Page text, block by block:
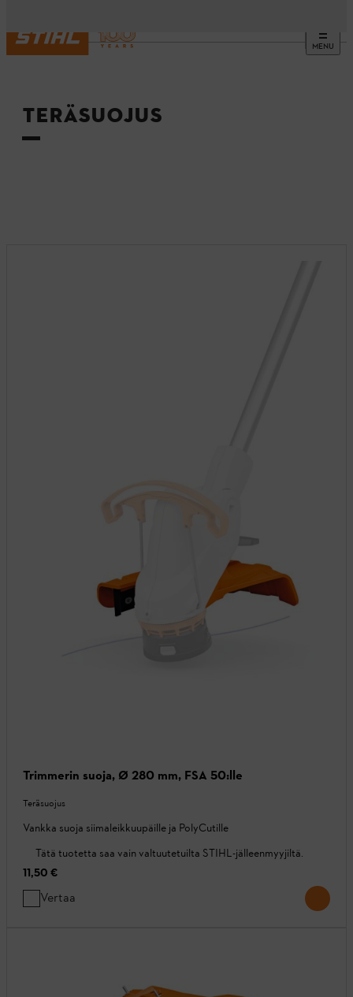
MENU
Etusivu
TERÄSUOJUS
Trimmerin suoja, Ø 280 mm, FSA 50:lle
Teräsuojus
Vankka suoja siimaleikkuupäille ja PolyCutille
Tätä tuotetta saa vain valtuutetuilta STIHL-jälleenmyyjiltä.
11,50 €
Vertaa